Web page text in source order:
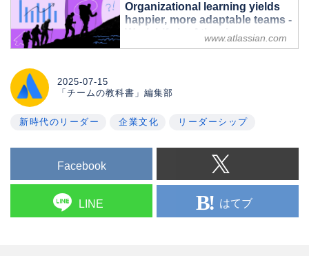
Organizational learning yields
happier, more adaptable teams -
Work Life by Atlassian
Why and how to embrace the
www.atlassian.com
2025-07-15
「チームの教科書」編集部
新時代のリーダー 企業文化 リーダーシップ
Facebook
LINE はてブ